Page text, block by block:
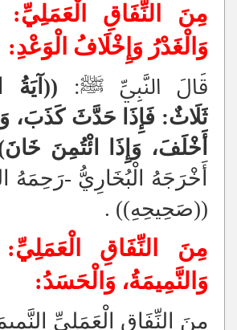
مِنَ النِّفَاقِ الْعَمَلِيِّ:
وَالْغَدْرُ وَإِخْلَافُ الْوَعْدِ:
قَالَ النَّبِيِّ ﷺ: ((آيَةُ
ثَلَاثٌ: فَإِذَا حَدَّثَ كَذَبَ،
أَخْلَفَ، وَإِذَا ائْتُمِنَ
أَخْرَجَهُ الْبُخَارِيُّ -رَحِمَهُ
((صَحِيحِهِ)) .
مِنَ النِّفَاقِ الْعَمَلِيِّ:
وَالنَّمِيمَةُ، وَالْحَسَدُ:
مِنَ النِّفَاقِ الْعَمَلِيِّ